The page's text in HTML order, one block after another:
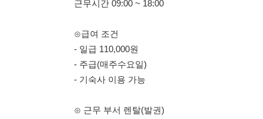
- 기숙사 이용 가능
⊙ 근무 부서 렌탈(발권)
- 구명조끼대여 및 구명조끼세척
- 부대시설 이용권발권
- 현장고객 응대
⊙근무 조건